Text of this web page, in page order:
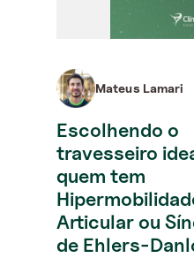
Mateus Lamari
Escolhendo o
travesseiro
quem tem
Articular ou
de Ehlers-